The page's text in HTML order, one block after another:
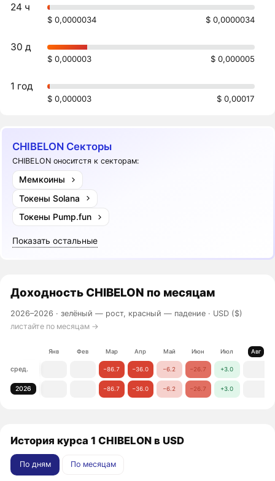
24 ч
$ 0,0000034 $ 0,0000034
30 д
$ 0,000003 $ 0,000005
1 год
$ 0,000003 $ 0,00017
CHIBELON Секторы
CHIBELON оноситстя к секторам:
Мемкоины
Токены Solana
Токены Pump.fun
Показать остальные
Доходность CHIBELON по месяцам
2026–2026 ·зелёный — рост, красный — падение · USD ($)
листайте по месяцам →
Янв Фев Мар Апр Май Июн Июл Авг
сред. −86.7 −36.0 −6.2 −26.7 +3.0
2026 −86.7 −36.0 −6.2 −26.7 +3.0
История курса 1 CHIBELON в USD
По дням По месяцам